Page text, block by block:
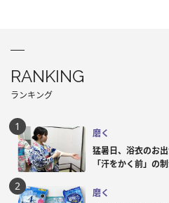
RANKING
ランキング
磨く
猛暑日、浴衣のお
「汗をかく前」の
磨く